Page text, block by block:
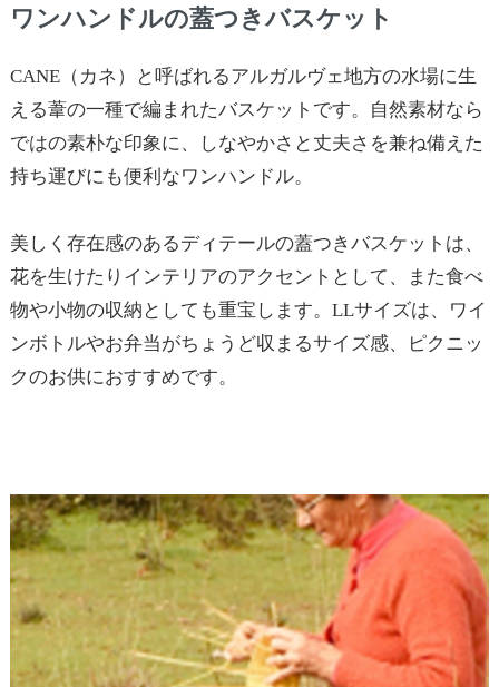
ワンハンドルの蓋つきバスケット
CANE（カネ）と呼ばれるアルガルヴェ地方の水場に生
える葦の一種で編まれたバスケットです。自然素材なら
ではの素朴な印象に、しなやかさと丈夫さを兼ね備えた
持ち運びにも便利なワンハンドル。
美しく存在感のあるディテールの蓋つきバスケットは、
花を生けたりインテリアのアクセントとして、また食べ
物や小物の収納としても重宝します。LLサイズは、ワイ
ンボトルやお弁当がちょうど収まるサイズ感、ピクニッ
クのお供におすすめです。